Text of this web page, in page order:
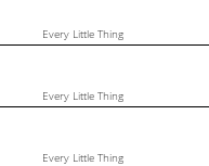
Every Little Thing
Every Little Thing
Every Little Thing